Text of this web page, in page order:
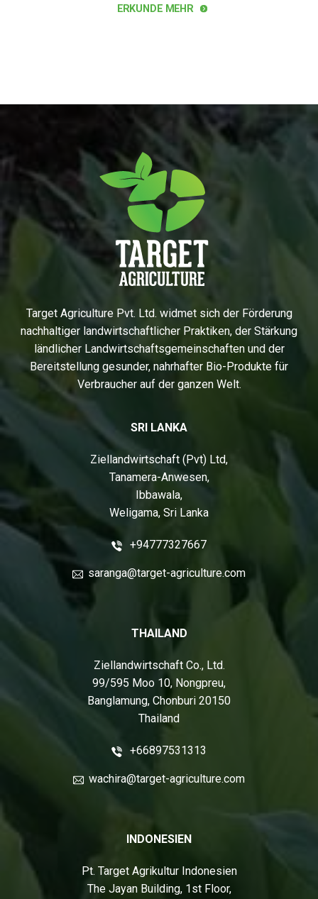
ERKUNDE MEHR
Target Agriculture Pvt. Ltd. widmet sich der Förderung
nachhaltiger landwirtschaftlicher Praktiken, der Stärkung
ländlicher Landwirtschaftsgemeinschaften und der
Bereitstellung gesunder, nahrhafter Bio-Produkte für
Verbraucher auf der ganzen Welt.
SRI LANKA
Ziellandwirtschaft (Pvt) Ltd,
Tanamera-Anwesen,
Ibbawala,
Weligama, Sri Lanka
+94777327667
saranga@target-agriculture.com
THAILAND
Ziellandwirtschaft Co., Ltd.
99/595 Moo 10, Nongpreu,
Banglamung, Chonburi 20150
Thailand
+66897531313
wachira@target-agriculture.com
INDONESIEN
Pt. Target Agrikultur Indonesien
The Jayan Building, 1st Floor,